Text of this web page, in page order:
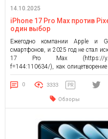
14.10.2025
iPhone 17 Pro Max против
один выбор
Ежегодно компании Apple и
смартфонов, и 2025 год не стал
17 Pro Max (https://y.ua/
f=144:110634/), как
Google выпустил Pixel 10 Pro,
Что же выбрать – инновации
Характеристики iPhone 17 Pro […]
0 3333 PR
Обзоры